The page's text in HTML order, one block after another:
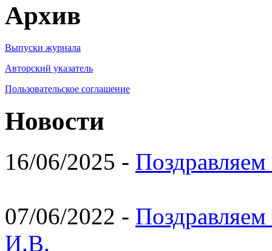
Архив
Выпуски журнала
Авторский указатель
Пользовательское соглашение
Новости
16/06/2025 -
07/06/2022 -
И.В.